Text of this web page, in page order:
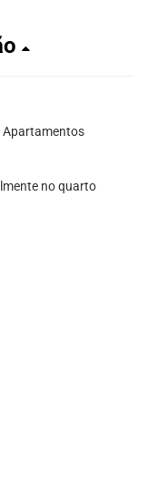
Apartamentos
no quarto